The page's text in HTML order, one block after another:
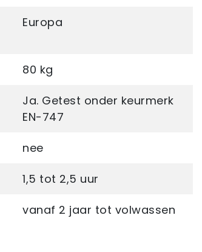
Europa
80 kg
Ja. Getest onder keurmerk
EN-747
nee
1,5 tot 2,5 uur
vanaf 2 jaar tot volwassen